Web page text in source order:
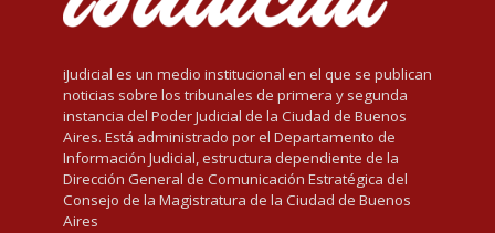
iJudicial es un medio institucional en el que se publican
noticias sobre los tribunales de primera y segunda
instancia del Poder Judicial de la Ciudad de Buenos
Aires. Está administrado por el Departamento de
Información Judicial, estructura dependiente de la
Dirección General de Comunicación Estratégica del
Consejo de la Magistratura de la Ciudad de Buenos
Aires